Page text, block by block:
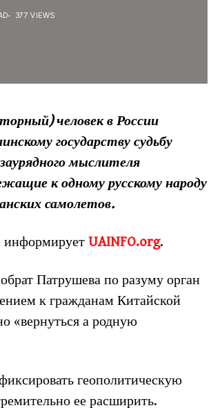
377 VIEWS
человек в России
государству судьбу
мыслителя
к одному русскому народу
самолетов.
информирует UAINFO.org.
Патрушева по разуму орган
к гражданам Китайской
«вернуться а родную
геополитическую
ее расширить.